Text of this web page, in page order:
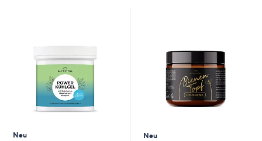
Geräten
um
Neu
Neu